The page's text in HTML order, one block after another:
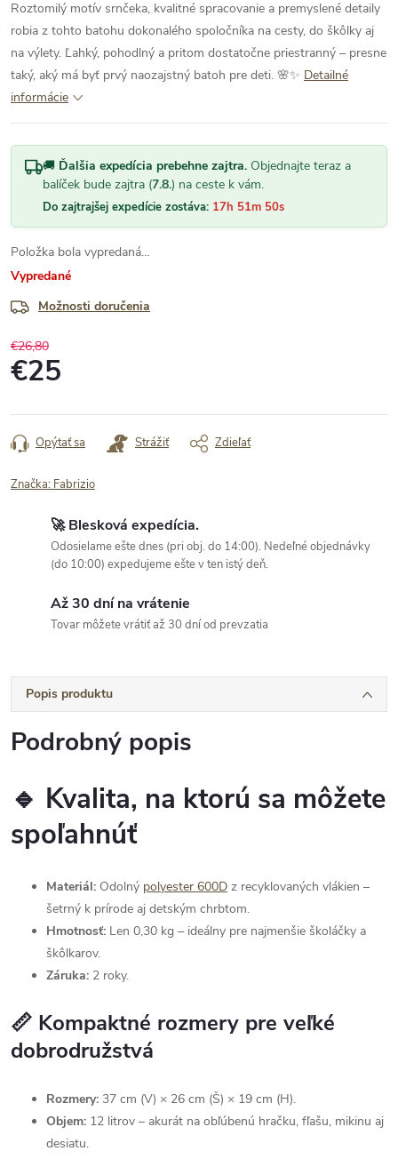
Roztomilý motív srnčeka, kvalitné spracovanie a premyslené detaily
robia z tohto batohu dokonalého spoločníka na cesty, do škôlky aj
na výlety. Ľahký, pohodlný a pritom dostatočne priestranný – presne
taký, aký má byť prvý naozajstný batoh pre deti. 🌸✨ Detailné
informácie
🚚 Ďalšia expedícia prebehne zajtra. Objednajte teraz a
balíček bude zajtra (7.8.) na ceste k vám.
Do zajtrajšej expedície zostáva: 17h 51m 49s
Položka bola vypredaná…
Vypredané
Možnosti doručenia
€26,80
€25
cena:
Opýtať sa Strážiť Zdieľať
Značka: Fabrizio
🚀 Blesková expedícia.
Odosielame ešte dnes (pri obj. do 14:00). Nedeľné objednávky
(do 10:00) expedujeme ešte v ten istý deň.
Až 30 dní na vrátenie
Tovar môžete vrátiť až 30 dní od prevzatia
Popis produktu
Podrobný popis
🔹 Kvalita, na ktorú sa môžete
spoľahnúť
Materiál: Odolný polyester 600D z recyklovaných vlákien –
šetrný k prírode aj detským chrbtom.
Hmotnosť: Len 0,30 kg – ideálny pre najmenšie školáčky a
škôlkarov.
Záruka: 2 roky.
📏 Kompaktné rozmery pre veľké
dobrodružstvá
Rozmery: 37 cm (V) × 26 cm (Š) × 19 cm (H).
Objem: 12 litrov – akurát na obľúbenú hračku, fľašu, mikinu aj
desiatu.